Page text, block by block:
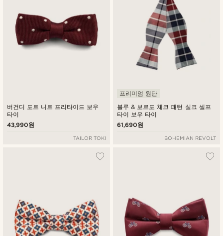
버건디 도트 니트 프리타이드 보우
타이
43,990원
TAILOR TOKI
블루 & 보르도 체크 패턴 실크 셀프
타이 보우 타이
프리미엄 원단
61,690원
BOHEMIAN REVOLT